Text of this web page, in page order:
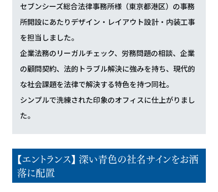
セブンシーズ総合法律事務所様（東京都港区）の事務
所開設にあたりデザイン・レイアウト設計・内装工事
を担当しました。
企業法務のリーガルチェック、労務問題の相談、企業
の顧問契約、法的トラブル解決に強みを持ち、現代的
な社会課題を法律で解決する特色を持つ同社。
シンプルで洗練された印象のオフィスに仕上がりまし
た。
【エントランス】 深い青色の社名サインをお洒
落に配置